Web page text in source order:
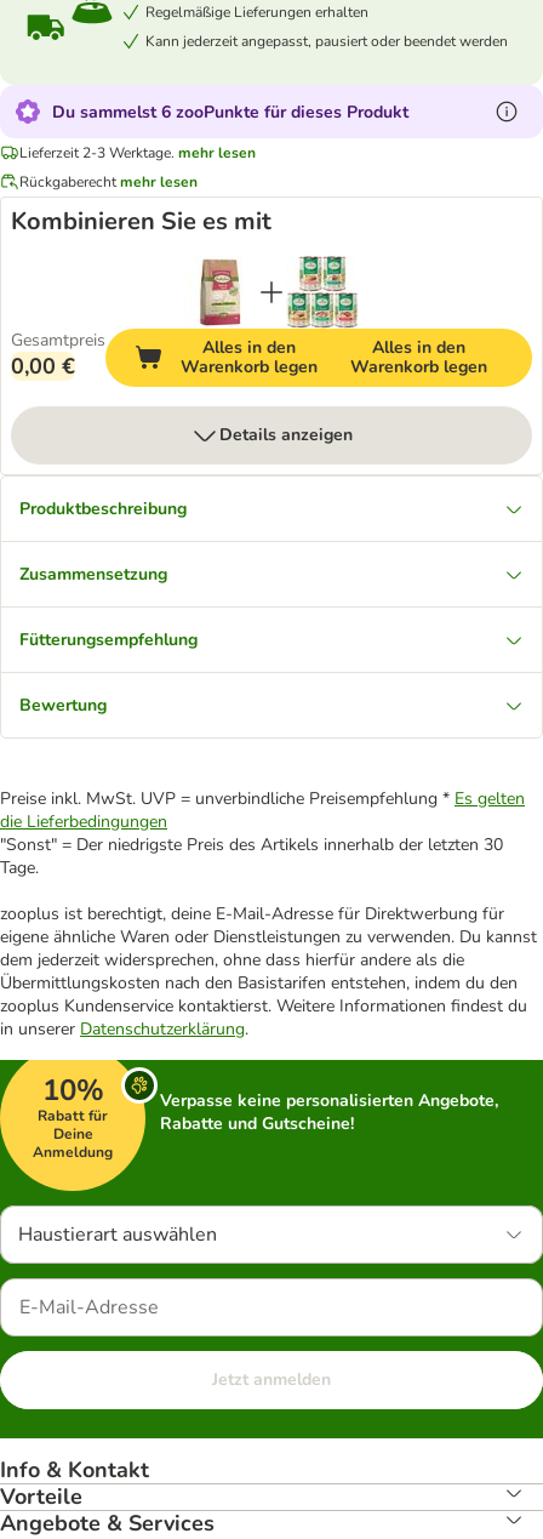
Regelmäßige Lieferungen erhalten
Kann jederzeit angepasst, pausiert oder beendet werden
Du sammelst 6 zooPunkte für dieses Produkt
Lieferzeit 2-3 Werktage. mehr lesen
Rückgaberechtmehr lesen
Kombinieren Sie es mit
Gesamtpreis
0,00 €
Alles in den
Warenkorb legen
Alles in den
Warenkorb legen
Details anzeigen
Produktbeschreibung
Zusammensetzung
Fütterungsempfehlung
Bewertung
Preise inkl. MwSt. UVP = unverbindliche Preisempfehlung * Es gelten
die Lieferbedingungen
"Sonst" = Der niedrigste Preis des Artikels innerhalb der letzten 30
Tage.
zooplus ist berechtigt, deine E-Mail-Adresse für Direktwerbung für
eigene ähnliche Waren oder Dienstleistungen zu verwenden. Du kannst
dem jederzeit widersprechen, ohne dass hierfür andere als die
Übermittlungskosten nach den Basistarifen entstehen, indem du den
zooplus Kundenservice kontaktierst. Weitere Informationen findest du
in unserer Datenschutzerklärung.
10%
Rabatt für
Deine
Anmeldung
Verpasse keine personalisierten Angebote,
Rabatte und Gutscheine!
Haustierart auswählen
Jetzt anmelden
Info & Kontakt
Vorteile
Angebote & Services